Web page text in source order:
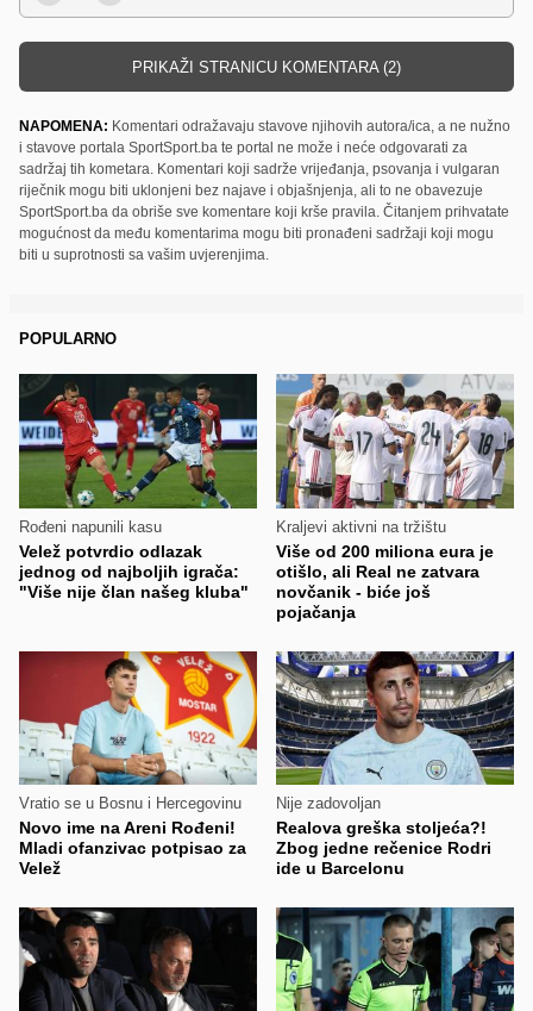
PRIKAŽI STRANICU KOMENTARA (2)
NAPOMENA: Komentari odražavaju stavove njihovih autora/ica, a ne nužno
i stavove portala SportSport.ba te portal ne može i neće odgovarati za
sadržaj tih kometara. Komentari koji sadrže vrijeđanja, psovanja i vulgaran
riječnik mogu biti uklonjeni bez najave i objašnjenja, ali to ne obavezuje
SportSport.ba da obriše sve komentare koji krše pravila. Čitanjem prihvatate
mogućnost da među komentarima mogu biti pronađeni sadržaji koji mogu
biti u suprotnosti sa vašim uvjerenjima.
POPULARNO
Rođeni napunili kasu
Velež potvrdio odlazak
jednog od najboljih igrača:
"Više nije član našeg kluba"
Kraljevi aktivni na tržištu
Više od 200 miliona eura je
otišlo, ali Real ne zatvara
novčanik - biće još
pojačanja
Vratio se u Bosnu i Hercegovinu
Novo ime na Areni Rođeni!
Mladi ofanzivac potpisao za
Velež
Nije zadovoljan
Realova greška stoljeća?!
Zbog jedne rečenice Rodri
ide u Barcelonu